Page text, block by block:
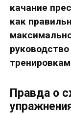
качание
как
Правда о